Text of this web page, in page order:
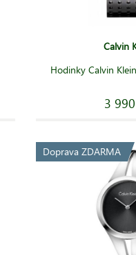
Calvin
Hodinky Calvin
3
Doprava ZDARMA